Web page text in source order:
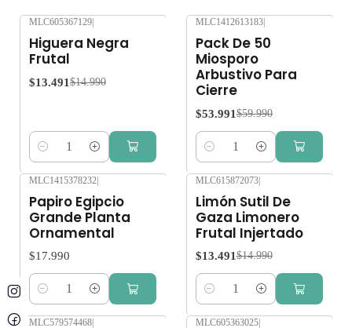
MLC605367129
Higuera Negra
Frutal
$13.491 $14.990
Cantidad
MLC1412613183
Pack De 50
Miosporo
Arbustivo Para
Cierre
$53.991 $59.990
Cantidad
MLC1415378232|
Papiro Egipcio
Grande Planta
Ornamental
$17.990
Cantidad
MLC615872073|
Limón Sutil De
Gaza Limonero
Frutal Injertado
$13.491 $14.990
Cantidad
MLC579574468 MLC605363025